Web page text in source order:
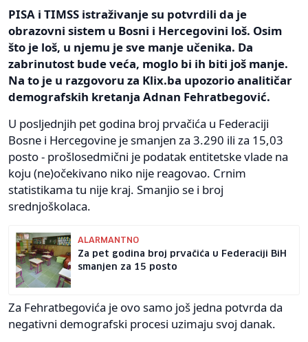
PISA i TIMSS istraživanje su potvrdili da je
obrazovni sistem u Bosni i Hercegovini loš. Osim
što je loš, u njemu je sve manje učenika. Da
zabrinutost bude veća, moglo bi ih biti još manje.
Na to je u razgovoru za Klix.ba upozorio analitičar
demografskih kretanja Adnan Fehratbegović.
U posljednjih pet godina broj prvačića u Federaciji
Bosne i Hercegovine je smanjen za 3.290 ili za 15,03
posto - prošlosedmični je podatak entitetske vlade na
koju (ne)očekivano niko nije reagovao. Crnim
statistikama tu nije kraj. Smanjio se i broj
srednjoškolaca.
ALARMANTNO
Za pet godina broj prvačića u Federaciji BiH
smanjen za 15 posto
Za Fehratbegovića je ovo samo još jedna potvrda da
negativni demografski procesi uzimaju svoj danak.